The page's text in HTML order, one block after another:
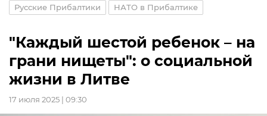
Русские Прибалтики НАТО в Прибалтике
"Каждый шестой ребенок – на
грани нищеты": о социальной
жизни в Литве
17 июля 2025 | 09:30